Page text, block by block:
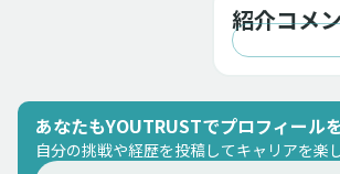
紹介コメ
あなたもYOUTRUSTでプロフィール
自分の挑戦や経歴を投稿してキャリアを楽